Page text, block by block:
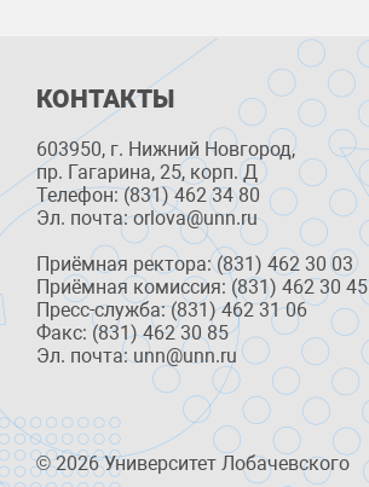
КОНТАКТЫ
603950, г. Нижний Новгород,
пр. Гагарина, 25, корп. Д
Телефон: (831) 462 34 80
Эл. почта: orlova@unn.ru
Приёмная ректора: (831) 462 30 03
Приёмная комиссия: (831) 462 30 45
Пресс-служба: (831) 462 31 06
Факс: (831) 462 30 85
Эл. почта: unn@unn.ru
© 2026 Университет Лобачевского